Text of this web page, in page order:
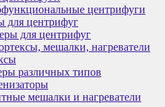
центрифуги
для центрифуг
для центрифуг
мешалки, нагреватели
различных типов
мешалки и нагреватели